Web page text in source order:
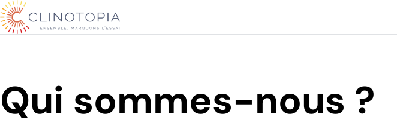
Qui sommes-nous ?